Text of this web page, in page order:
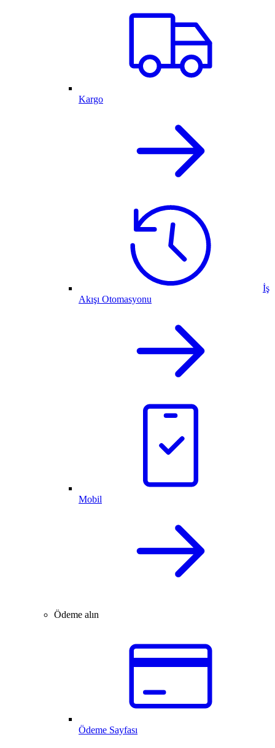
Kargo
İş
Akışı Otomasyonu
Mobil
Ödeme alın
Ödeme Sayfası